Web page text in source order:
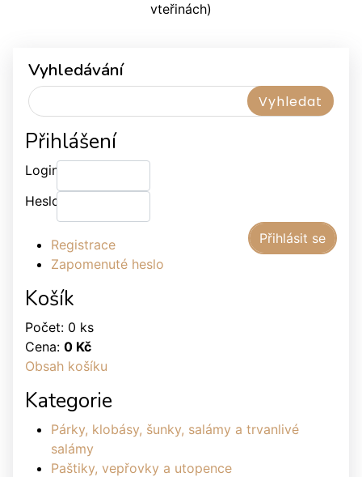
vteřinách)
Vyhledávání
Přihlášení
Login:
Heslo:
Registrace
Zapomenuté heslo
Košík
Počet: 0 ks
Cena: 0 Kč
Obsah košíku
Kategorie
Párky, klobásy, šunky, salámy a trvanlivé
salámy
Paštiky, vepřovky a utopence